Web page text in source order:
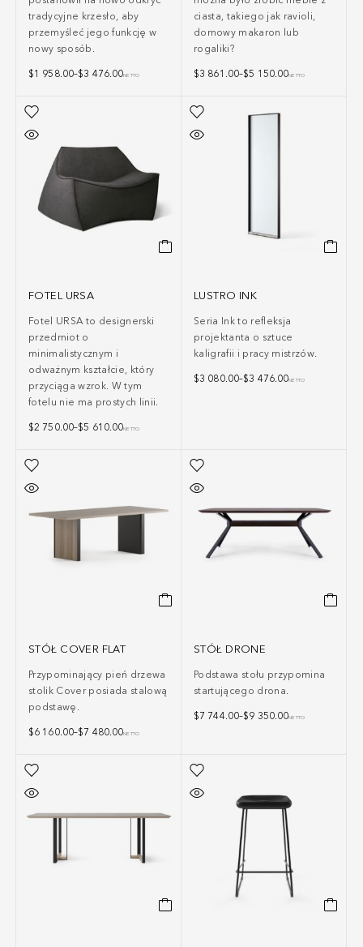
tradycyjne krzesło, aby
przemyśleć jego funkcję w
nowy sposób.
$1 958.00–$3 476.00NETTO
ciasta, takiego jak ravioli,
domowy makaron lub
rogaliki?
$3 861.00–$5 150.00NETTO
FOTEL URSA
Fotel URSA to designerski
przedmiot o
minimalistycznym i
odważnym kształcie, który
przyciąga wzrok. W tym
fotelu nie ma prostych linii.
$2 750.00–$5 610.00NETTO
LUSTRO INK
Seria Ink to refleksja
projektanta o sztuce
kaligrafii i pracy mistrzów.
$3 080.00–$3 476.00NETTO
STÓŁ COVER FLAT
Przypominający pień drzewa
stolik Cover posiada stalową
podstawę.
$6 160.00–$7 480.00NETTO
STÓŁ DRONE
Podstawa stołu przypomina
startującego drona.
$7 744.00–$9 350.00NETTO